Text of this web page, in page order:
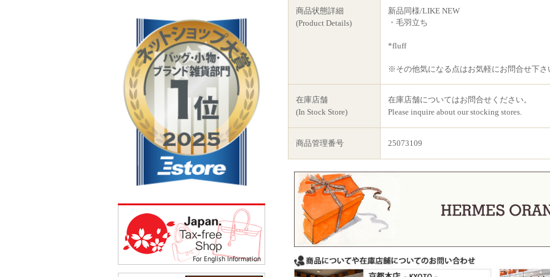
商品状態詳細
(Product Details)
新品同様/LIKE NEW
・毛羽立ち
*fluff
※その他気になる点はお気軽にお問合せ下さ
在庫店舗
(In Stock Store)
在庫店舗についてはお問合せください。
Please inquire about our stocking stores.
商品管理番号 25073109